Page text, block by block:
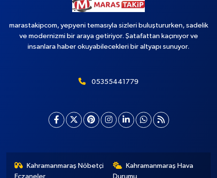
marastakipcom, yepyeni temasıyla sizleri buluştururken, sadelik
ve modernizmi bir araya getiriyor. Şatafattan kaçınıyor ve
insanlara haber okuyabilecekleri bir altyapı sunuyor.
05355441779
Kahramanmaraş Nöbetçi
Eczaneler
Kahramanmaraş Hava
Durumu